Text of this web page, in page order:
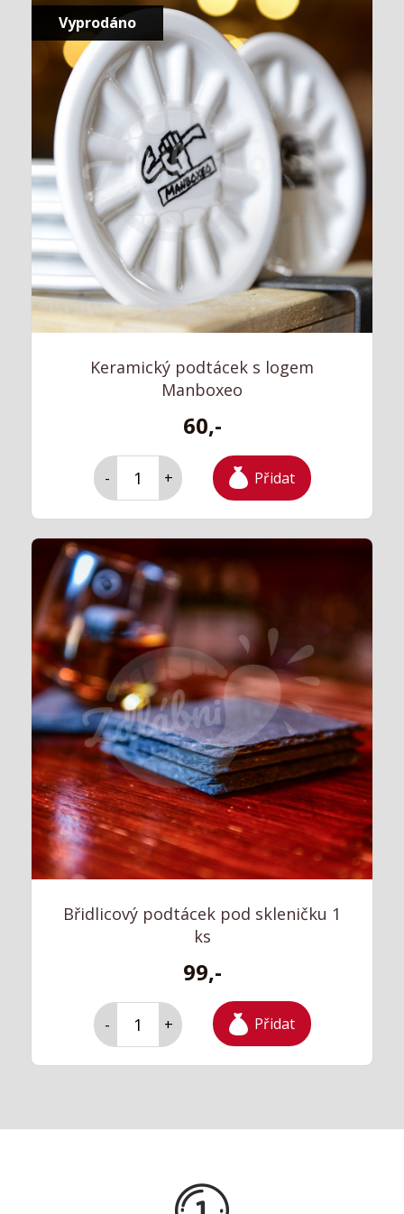
Keramický podtácek s logem
Manboxeo
Vyprodáno
60,-
- + Přidat
Břidlicový podtácek pod skleničku 1
ks
99,-
- + Přidat